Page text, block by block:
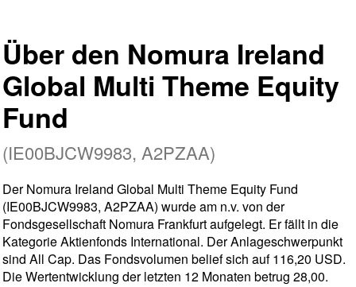
Über den Nomura Ireland
Global Multi Theme Equity
Fund
(IE00BJCW9983, A2PZAA)
Der Nomura Ireland Global Multi Theme Equity Fund
(IE00BJCW9983, A2PZAA) wurde am n.v. von der
Fondsgesellschaft Nomura Frankfurt aufgelegt. Er fällt in die
Kategorie Aktienfonds International. Der Anlageschwerpunkt
sind All Cap. Das Fondsvolumen belief sich auf 116,20 USD.
Die Wertentwicklung der letzten 12 Monaten betrug 28,00.